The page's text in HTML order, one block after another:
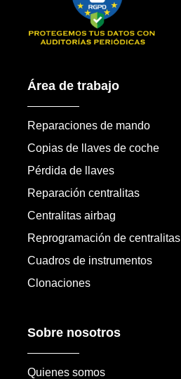
Área de trabajo
Reparaciones de mando
Copias de llaves de coche
Pérdida de llaves
Reparación centralitas
Centralitas airbag
Reprogramación de centralitas
Cuadros de instrumentos
Clonaciones
Sobre nosotros
Quienes somos